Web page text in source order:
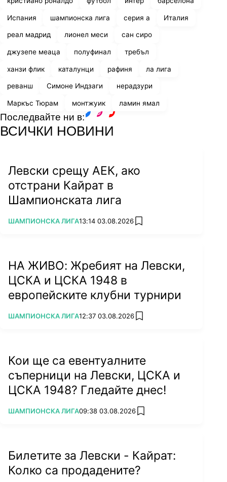
Испания шампионска лига серия а Италия
реал мадрид лионел меси сан сиро
джузепе меаца полуфинал требъл
ханзи флик каталунци рафиня ла лига
реванш Симоне Индзаги нерадзури
Маркъс Тюрам монтжуик ламин ямал
Последвайте ни в:
ВСИЧКИ НОВИНИ
Левски срещу АЕК, ако
отстрани Кайрат в
Шампионската лига
ПОВЕЧЕ ОТ
ШАМПИОНСКА ЛИГА13:14 03.08.2026 add favorites
НА ЖИВО: Жребият на Левски,
ЦСКА и ЦСКА 1948 в
европейските клубни турнири
ПОВЕЧЕ ОТ
ШАМПИОНСКА ЛИГА12:37 03.08.2026 add favorites
Кои ще са евентуалните
съперници на Левски, ЦСКА и
ЦСКА 1948? Гледайте днес!
ПОВЕЧЕ ОТ
ШАМПИОНСКА ЛИГА09:38 03.08.2026 add favorites
Билетите за Левски - Кайрат:
Колко са продадените?